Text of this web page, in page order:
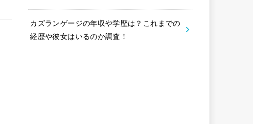
カズランゲージの年収や学歴は？これまでの
経歴や彼女はいるのか調査！